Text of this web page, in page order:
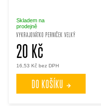
VYKRAJOVÁTKO PERNIČEK VELKÝ
Skladem na
prodejně
16,53 Kč bez DPH
20 Kč
DO KOŠÍKU